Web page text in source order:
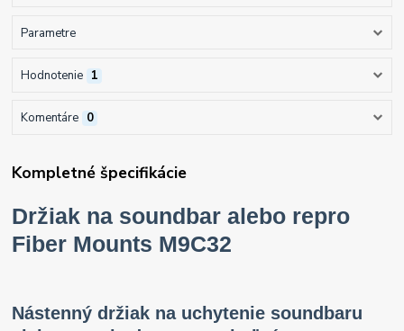
Parametre
Hodnotenie 1
Komentáre 0
Kompletné špecifikácie
Držiak na soundbar alebo repro
Fiber Mounts M9C32
Nástenný držiak na uchytenie soundbaru